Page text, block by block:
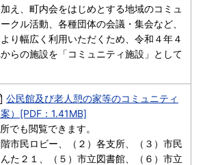
え、町内会をはじめとする地域のコミュ
クル活動、各種団体の会議・集会など、
り幅広く利用いただくため、令和４年４
らの施設を「コミュニティ施設」として
公民館及び老人憩の家等のコミュニティ
）[PDF：1.41MB]
でも閲覧できます。
階市民ロビー、（２）各支所、（３）市民
た２１、（５）市立図書館、（６）市立